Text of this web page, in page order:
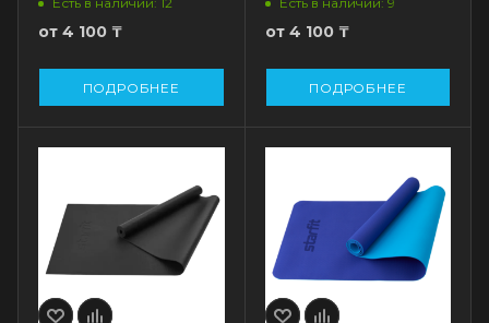
от 4 100 ₸
ПОДРОБНЕЕ
от 4 100 ₸
ПОДРОБНЕЕ